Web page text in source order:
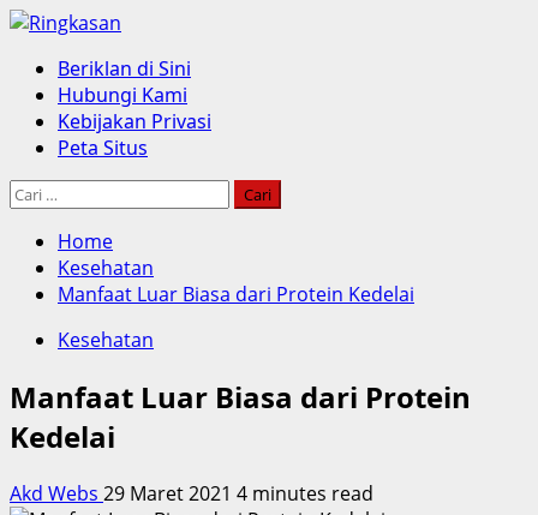
Skip
content
Primary
Menu
Beriklan di Sini
Hubungi Kami
Kebijakan Privasi
Peta Situs
Cari
Home
Kesehatan
Manfaat Luar Biasa dari Protein Kedelai
Kesehatan
Manfaat Luar Biasa dari Protein
Kedelai
Akd Webs 29 Maret 2021 4 minutes read